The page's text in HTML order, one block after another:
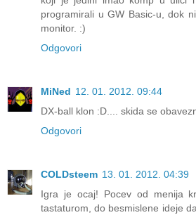
programirali u GW Basic-u, dok
monitor. :)
Odgovori
MiNed 12. 01. 2012. 09:44
DX-ball klon :D.... skida se
Odgovori
COLDsteem 13. 01. 2012. 04:39
Igra je ocaj! Pocev od menija
tastaturom, do besmislene ideje